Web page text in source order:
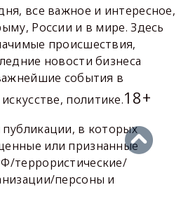
все важное и интересное,
России и в мире. Здесь
происшествия,
новости бизнеса
события в
политике.18+
в которых
или признанные
террористические/
персоны и